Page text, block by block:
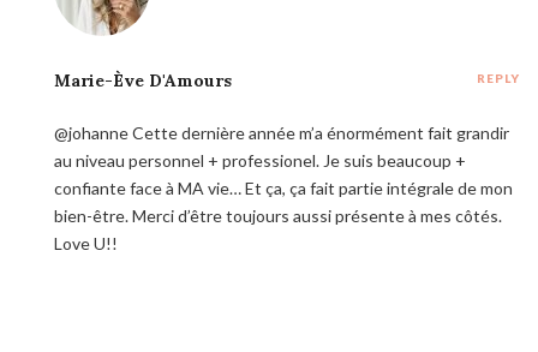
Marie-Ève D'Amours REPLY
@johanne Cette dernière année m’a énormément fait grandir
au niveau personnel + professionel. Je suis beaucoup +
confiante face à MA vie… Et ça, ça fait partie intégrale de mon
bien-être. Merci d’être toujours aussi présente à mes côtés.
Love U!!